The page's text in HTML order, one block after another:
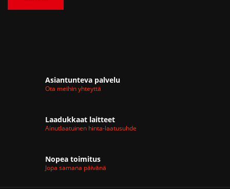
Asiantunteva palvelu
Ota meihin yhteyttä
Laadukkaat laitteet
Ainutlaatuinen hinta-laatusuhde
Nopea toimitus
Jopa samana päivänä